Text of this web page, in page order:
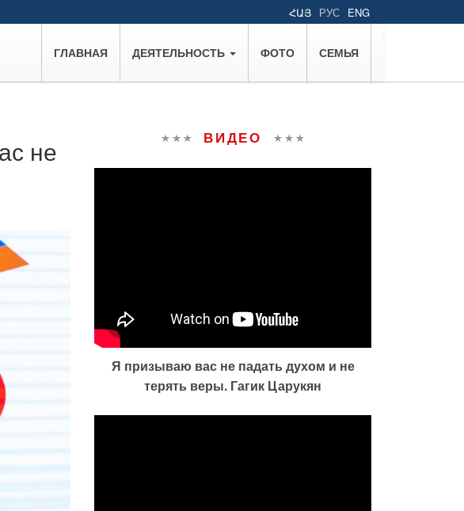
ՀԱՅ РУС ENG
ГЛАВНАЯ ДЕЯТЕЛЬНОСТЬ ФОТО СЕМЬЯ
не ВИДЕО
Я призываю вас не падать духом и не
терять веры. Гагик Царукян